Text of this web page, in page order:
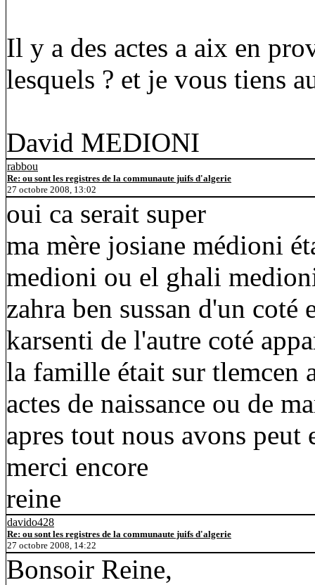
Il y a des actes a aix en
lesquels ? et je vous tiens
David MEDIONI
rabbou
Re: ou sont les registres de la communaute juifs d'algerie
27 octobre 2008, 13:02
oui ca serait super
ma mère josiane médioni
medioni ou el ghali
zahra ben sussan d'un
karsenti de l'autre coté
la famille était sur tlemcen
actes de naissance ou de
apres tout nous avons peut
merci encore
reine
davido428
Re: ou sont les registres de la communaute juifs d'algerie
27 octobre 2008, 14:22
Bonsoir Reine,